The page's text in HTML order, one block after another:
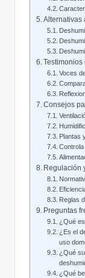
Alternativas
Voces
Consejos
Plantas
Regulación
Reglas
Preguntas
¿Qué⁤
¿Es el
⁣uso
¿Qué
¿Qué